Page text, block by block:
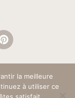
:SALT & PAPER
la meilleure
à utiliser ce